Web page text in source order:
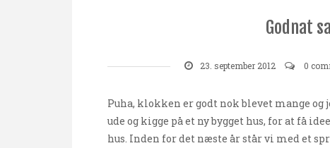
Godnat
23. september 2012 0
Puha, klokken er godt nok blevet mange
ude og kigge på et ny bygget hus, for at få
hus. Inden for det næste år står vi med et